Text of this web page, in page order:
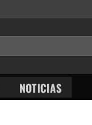
NOTICIAS